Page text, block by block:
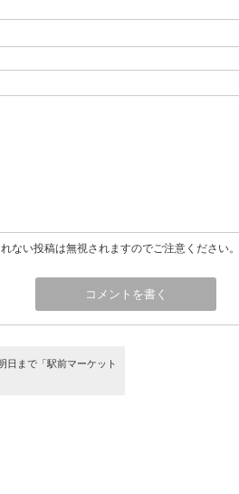
ない投稿は無視されますのでご注意ください。
日まで「駅前マーケット